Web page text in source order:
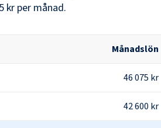
krper månad.
Månadslön
46 075 kr
42 600 kr